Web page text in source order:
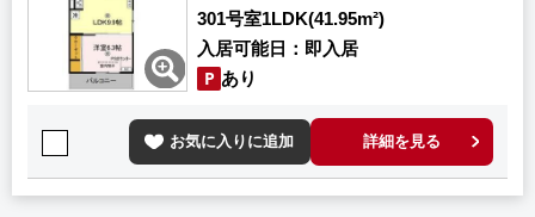
301号室1LDK(41.95m²)
入居可能日
即入居
あり
お気に入りに追加 詳細を見る